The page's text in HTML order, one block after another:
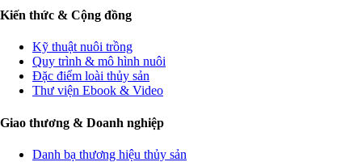
Kiến thức & Cộng đồng
Kỹ thuật nuôi trồng
Quy trình & mô hình nuôi
Đặc điểm loài thủy sản
Thư viện Ebook & Video
Giao thương & Doanh nghiệp
Danh bạ thương hiệu thủy sản